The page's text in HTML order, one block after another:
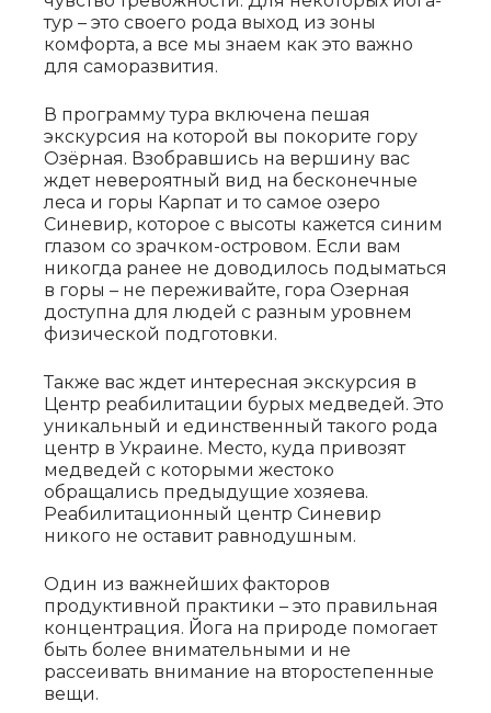
тур – это своего рода выход из зоны
комфорта, а все мы знаем как это важно
для саморазвития.
В программу тура включена пешая
экскурсия на которой вы покорите гору
Озёрная. Взобравшись на вершину вас
ждет невероятный вид на бесконечные
леса и горы Карпат и то самое озеро
Синевир, которое с высоты кажется синим
глазом со зрачком-островом. Если вам
никогда ранее не доводилось подыматься
в горы – не переживайте, гора Озерная
доступна для людей с разным уровнем
физической подготовки.
Также вас ждет интересная экскурсия в
Центр реабилитации бурых медведей. Это
уникальный и единственный такого рода
центр в Украине. Место, куда привозят
медведей с которыми жестоко
обращались предыдущие хозяева.
Реабилитационный центр Синевир
никого не оставит равнодушным.
Один из важнейших факторов
продуктивной практики – это правильная
концентрация. Йога на природе помогает
быть более внимательными и не
рассеивать внимание на второстепенные
вещи.